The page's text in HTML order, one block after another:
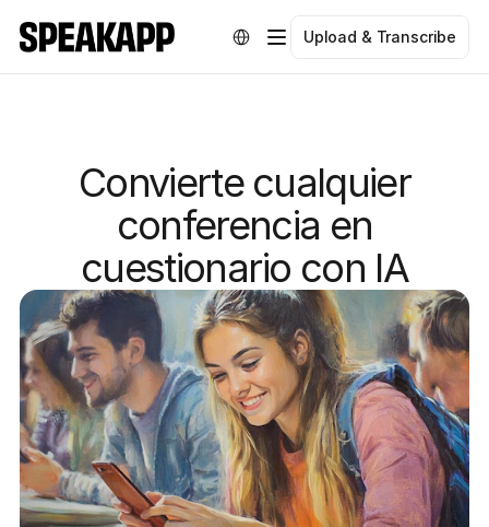
Select LanguageUpload & Transcribe
Convierte cualquier
conferencia en
cuestionario con IA